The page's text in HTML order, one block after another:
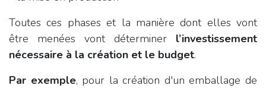
Toutes ces phases et la manière dont elles vont
être menées vont déterminer l’investissement
nécessaire à la création et le budget.
Par exemple, pour la création d'un emballage de